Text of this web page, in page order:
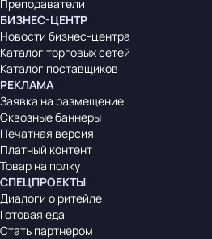
Преподаватели
БИЗНЕС-ЦЕНТР
Новости бизнес-центра
Каталог торговых сетей
Каталог поставщиков
РЕКЛАМА
Заявка на размещение
Сквозные баннеры
Печатная версия
Платный контент
Товар на полку
СПЕЦПРОЕКТЫ
Диалоги о ритейле
Готовая еда
Стать партнером